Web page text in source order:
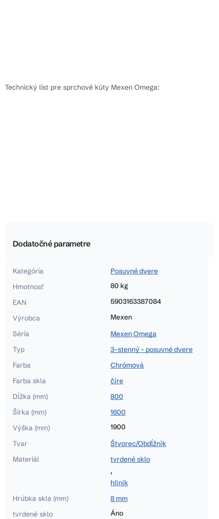
Technický list pre sprchové kúty Mexen Omega:
Dodatočné parametre
Kategória
Posuvné dvere
Hmotnosť
80 kg
EAN
5903163387084
Výrobca
Mexen
Séria
Mexen Omega
Typ
3-stenný - posuvné dvere
Farba
Chrómová
Farba skla
číre
Dĺžka (mm)
800
Šírka (mm)
1600
Výška (mm)
1900
Tvar
Štvorec/Obdĺžnik
Materiál
tvrdené sklo
,
hliník
Hrúbka skla (mm)
8 mm
tvrdené sklo
Áno